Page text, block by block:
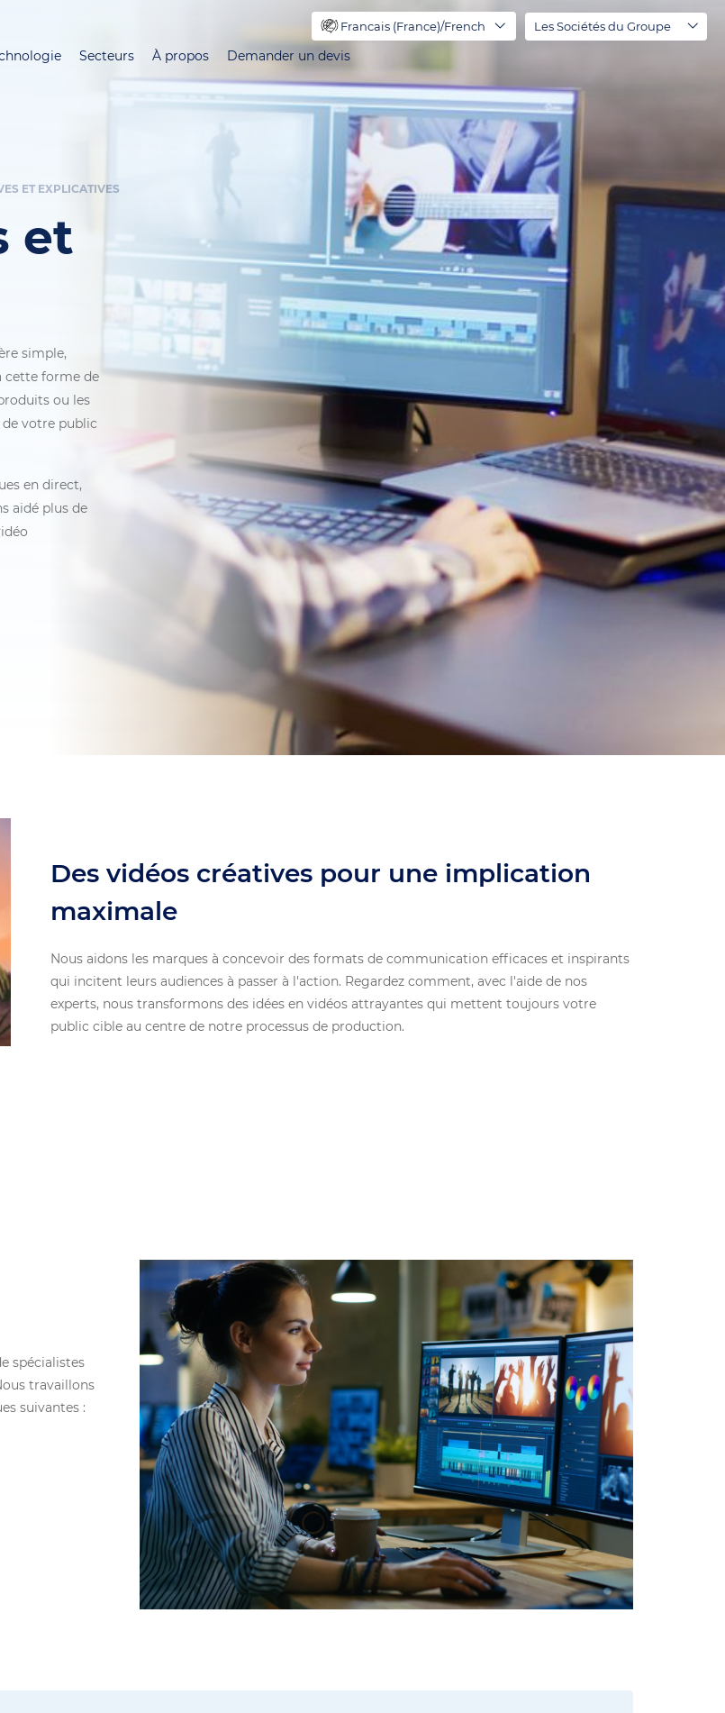
contenu
principal
Secteurs À propos Demander un devis
Francais (France)/French Les Sociétés du Groupe
ET EXPLICATIVES
et
simple,
cette forme de
ou les
votre public
en direct,
aidé plus de
Des vidéos créatives pour une implication
maximale
Nous aidons les marques à concevoir des formats de communication efficaces et inspirants
qui incitent leurs audiences à passer à l'action. Regardez comment, avec l'aide de nos
experts, nous transformons des idées en vidéos attrayantes qui mettent toujours votre
public cible au centre de notre processus de production.
spécialistes
travaillons
suivantes :